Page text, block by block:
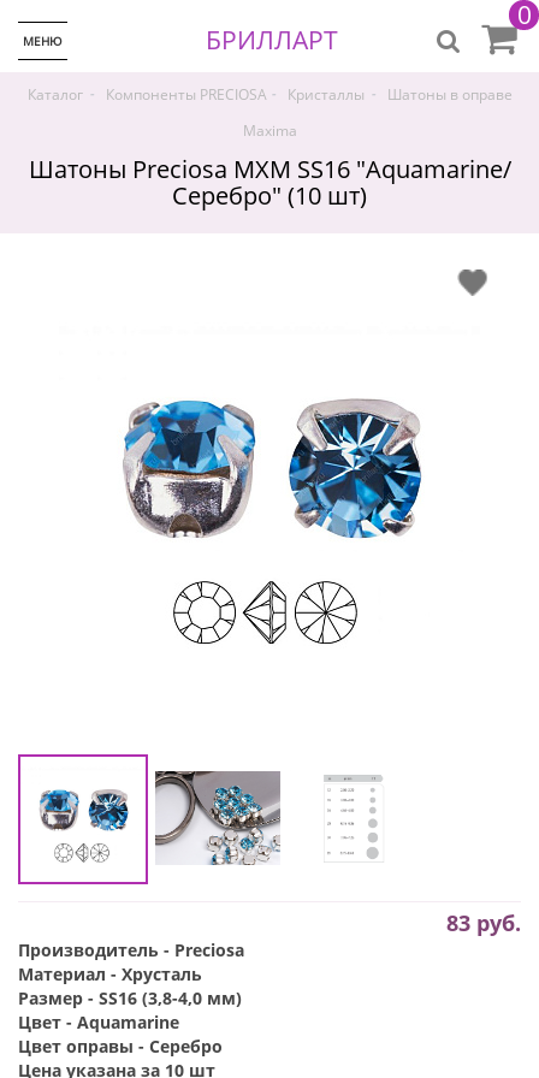
МЕНЮ БРИЛЛАРТ
0
Каталог - Компоненты PRECIOSA - Кристаллы -
Шатоны в оправе
Maxima
Шатоны Preciosa MXM SS16 "Aquamarine/
Серебро" (10 шт)
♡
83 руб.
Производитель - Preciosa
Материал - Хрусталь
Размер - SS16 (3,8-4,0 мм)
Цвет - Aquamarine
Цвет оправы - Серебро
Цена указана за 10 шт